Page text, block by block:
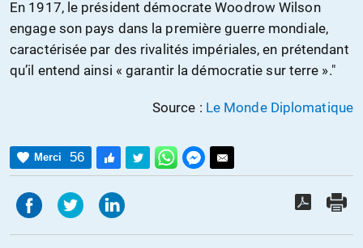
En 1917, le président démocrate Woodrow Wilson
engage son pays dans la première guerre mondiale,
caractérisée par des rivalités impériales, en prétendant
qu’il entend ainsi « garantir la démocratie sur terre »."
Source : Le Monde Diplomatique
Merci 56